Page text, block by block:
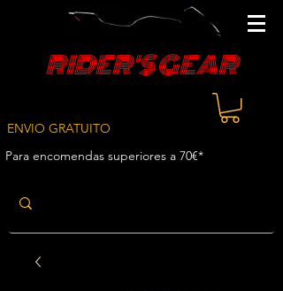
RIDER'S GEAR
ENVIO GRATUITO
Para encomendas superiores a 70€*